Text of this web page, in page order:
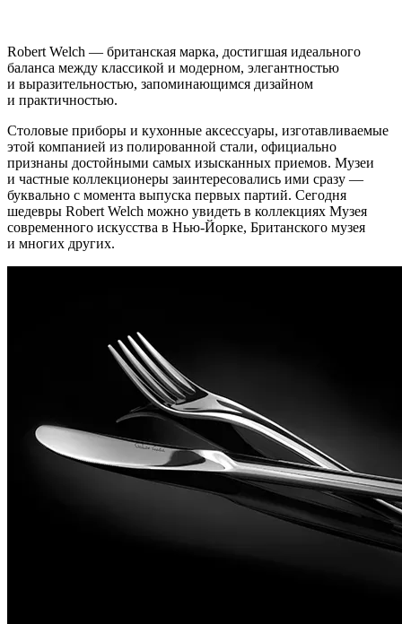
Robert Welch — британская марка, достигшая идеального
баланса между классикой и модерном, элегантностью
и выразительностью, запоминающимся дизайном
и практичностью.
Столовые приборы и кухонные аксессуары, изготавливаемые
этой компанией из полированной стали, официально
признаны достойными самых изысканных приемов. Музеи
и частные коллекционеры заинтересовались ими сразу —
буквально с момента выпуска первых партий. Сегодня
шедевры Robert Welch можно увидеть в коллекциях Музея
современного искусства в Нью-Йорке, Британского музея
и многих других.